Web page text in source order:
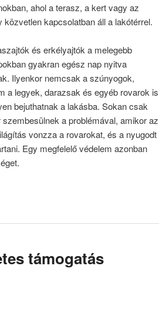
ahol a terasz, a kert vagy az
közvetlen kapcsolatban áll a lakótérrel.
és erkélyajtók a melegebb
gyakran egész nap nyitva
Ilyenkor nemcsak a szúnyogok,
a legyek, darazsak és egyéb rovarok is
bejuthatnak a lakásba. Sokan csak
szembesülnek a problémával, amikor az
vonzza a rovarokat, és a nyugodt
Egy megfelelő védelem azonban
támogatás